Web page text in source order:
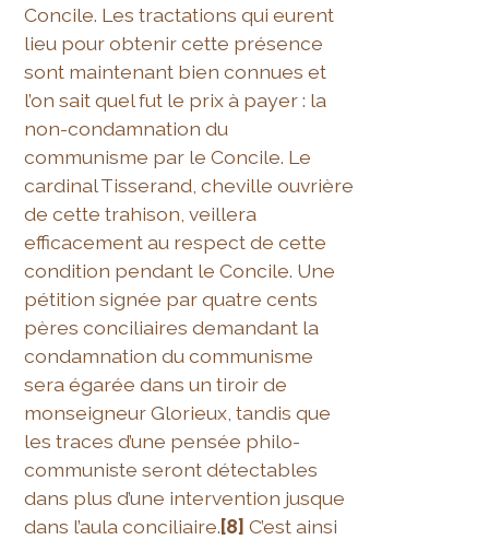
Concile. Les tractations qui eurent
lieu pour obtenir cette présence
sont maintenant bien connues et
l’on sait quel fut le prix à payer : la
non-condamnation du
communisme par le Concile. Le
cardinal Tisserand, cheville ouvrière
de cette trahison, veillera
efficacement au respect de cette
condition pendant le Concile. Une
pétition signée par quatre cents
pères conciliaires demandant la
condamnation du communisme
sera égarée dans un tiroir de
monseigneur Glorieux, tandis que
les traces d’une pensée philo-
communiste seront détectables
dans plus d’une intervention jusque
dans l’aula conciliaire.[8] C’est ainsi